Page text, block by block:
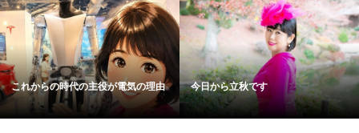
これからの時代の主役が電気の理由 今日から立秋です